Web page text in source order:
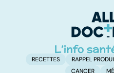
RECETTES RAPPEL
CANCER